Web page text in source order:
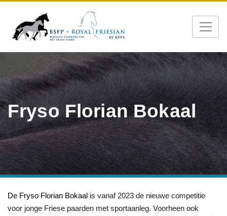
Fryso Florian Bokaal
De Fryso Florian Bokaal is vanaf 2023 de nieuwe competitie
voor jonge Friese paarden met sportaanleg. Voorheen ook